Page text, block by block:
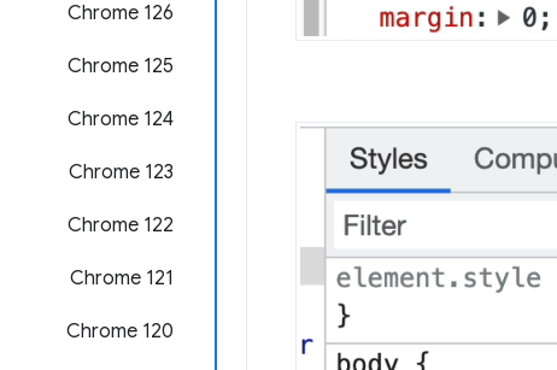
‫Chrome 126
‫Chrome 125
Chrome 124
Chrome 123
‫Chrome 122
‫Chrome 121
‫Chrome 120